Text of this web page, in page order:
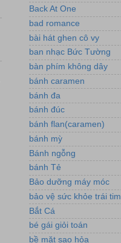
Back At One
bad romance
bài hát ghen cô vy
ban nhạc Bức Tường
bàn phím không dây
bánh caramen
bánh đa
bánh đúc
bánh flan(caramen)
bánh mỳ
Bánh ngỗng
bánh Tẻ
Bảo dưỡng máy móc
bảo vệ sức khỏe trái tim
Bắt Cá
bé gái giỏi toán
bề mặt sao hỏa